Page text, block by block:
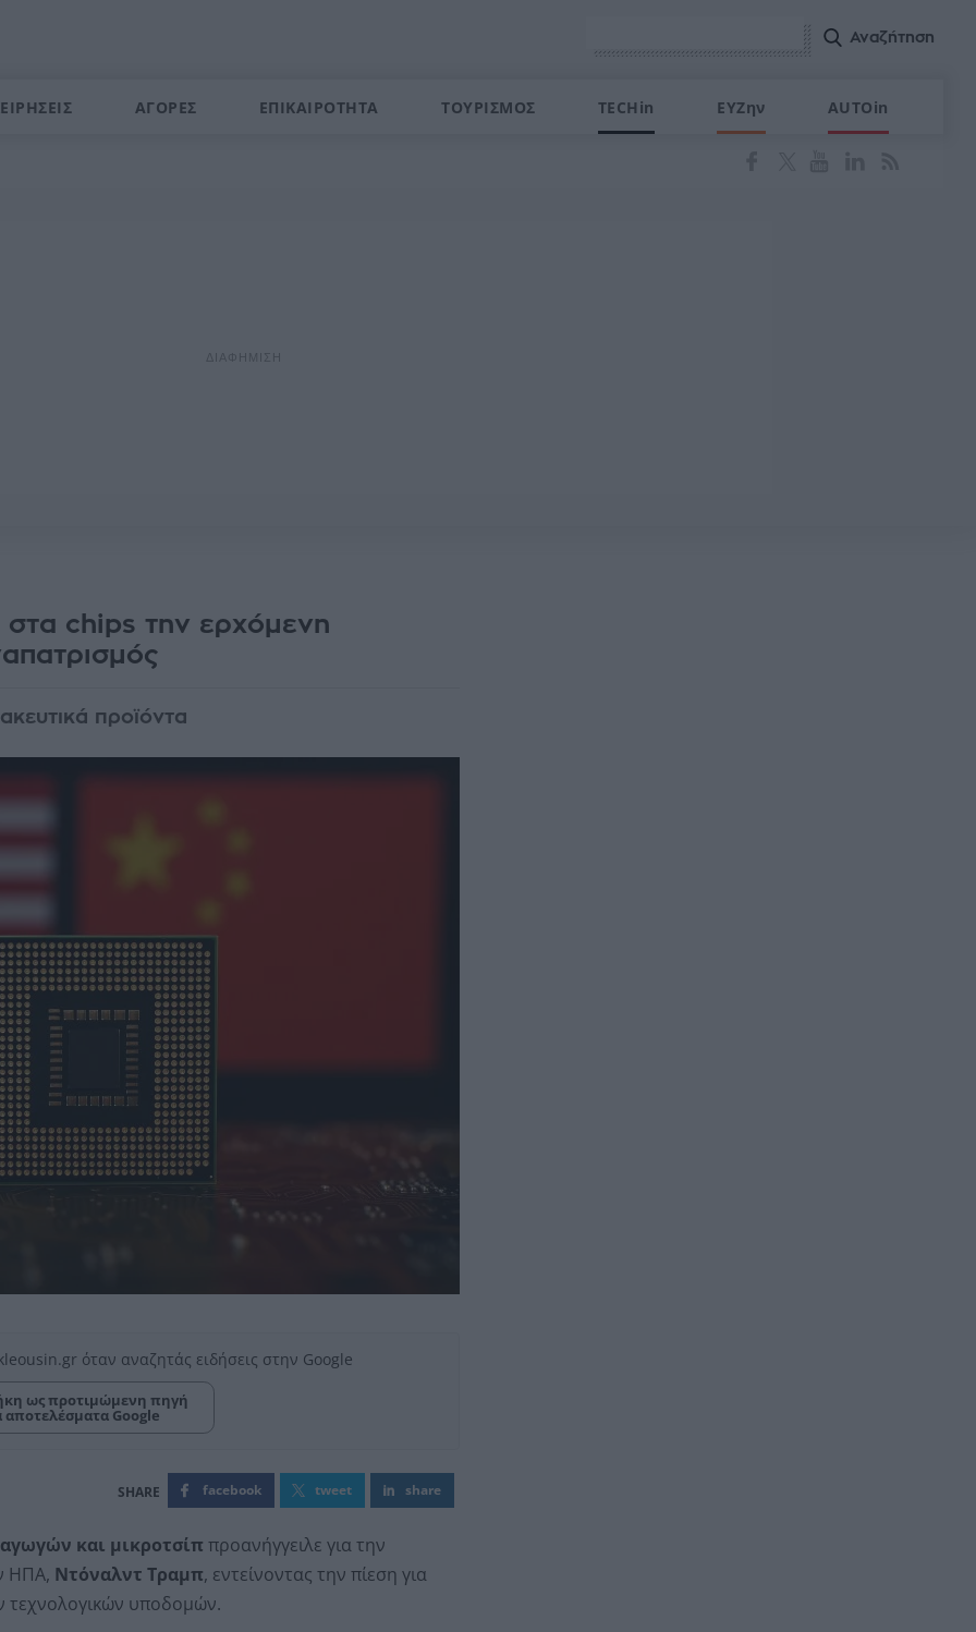
ΑΓΟΡΕΣ ΕΠΙΚΑΙΡΟΤΗΤΑ ΤΟΥΡΙΣΜΟΣ TECHin ΕΥΖην AUTOin
chips την ερχόμενη
προϊόντα
όταν αναζητάς ειδήσεις στην Google
ως προτιμώμενη πηγή
αποτελέσματα Google
facebook tweet share
και μικροτσίπ προανήγγειλε για την
ΗΠΑ, Ντόναλντ Τραμπ, εντείνοντας την πίεση για
τεχνολογικών υποδομών.